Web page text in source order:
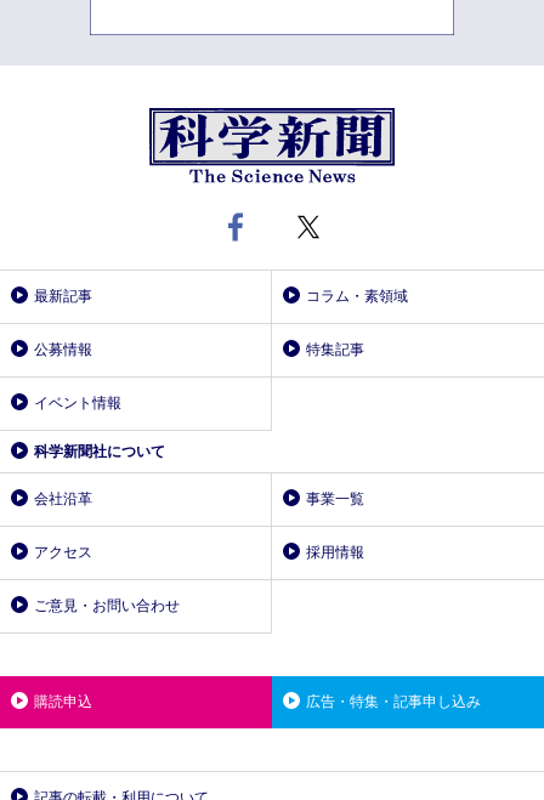
最新記事 コラム・素領域
公募情報 特集記事
イベント情報
科学新聞社について
会社沿革 事業一覧
アクセス 採用情報
ご意見・お問い合わせ
購読申込 広告・特集・記事申し込み